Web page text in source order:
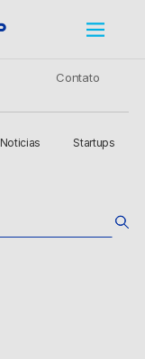
Contato
Noticias Startups